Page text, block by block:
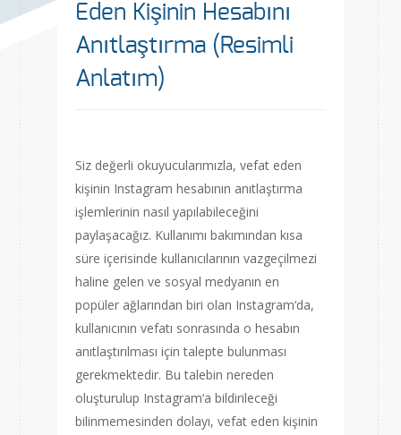
Eden Kişinin Hesabını
Anıtlaştırma (Resimli
Anlatım)
Siz değerli okuyucularımızla, vefat eden
kişinin Instagram hesabının anıtlaştırma
işlemlerinin nasıl yapılabileceğini
paylaşacağız. Kullanımı bakımından kısa
süre içerisinde kullanıcılarının vazgeçilmezi
haline gelen ve sosyal medyanın en
popüler ağlarından biri olan Instagram‘da,
kullanıcının vefatı sonrasında o hesabın
anıtlaştırılması için talepte bulunması
gerekmektedir. Bu talebin nereden
oluşturulup Instagram‘a bildirileceği
bilinmemesinden dolayı, vefat eden kişinin